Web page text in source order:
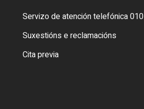
Servizo de atención telefónica 010
Suxestións e reclamacións
Cita previa